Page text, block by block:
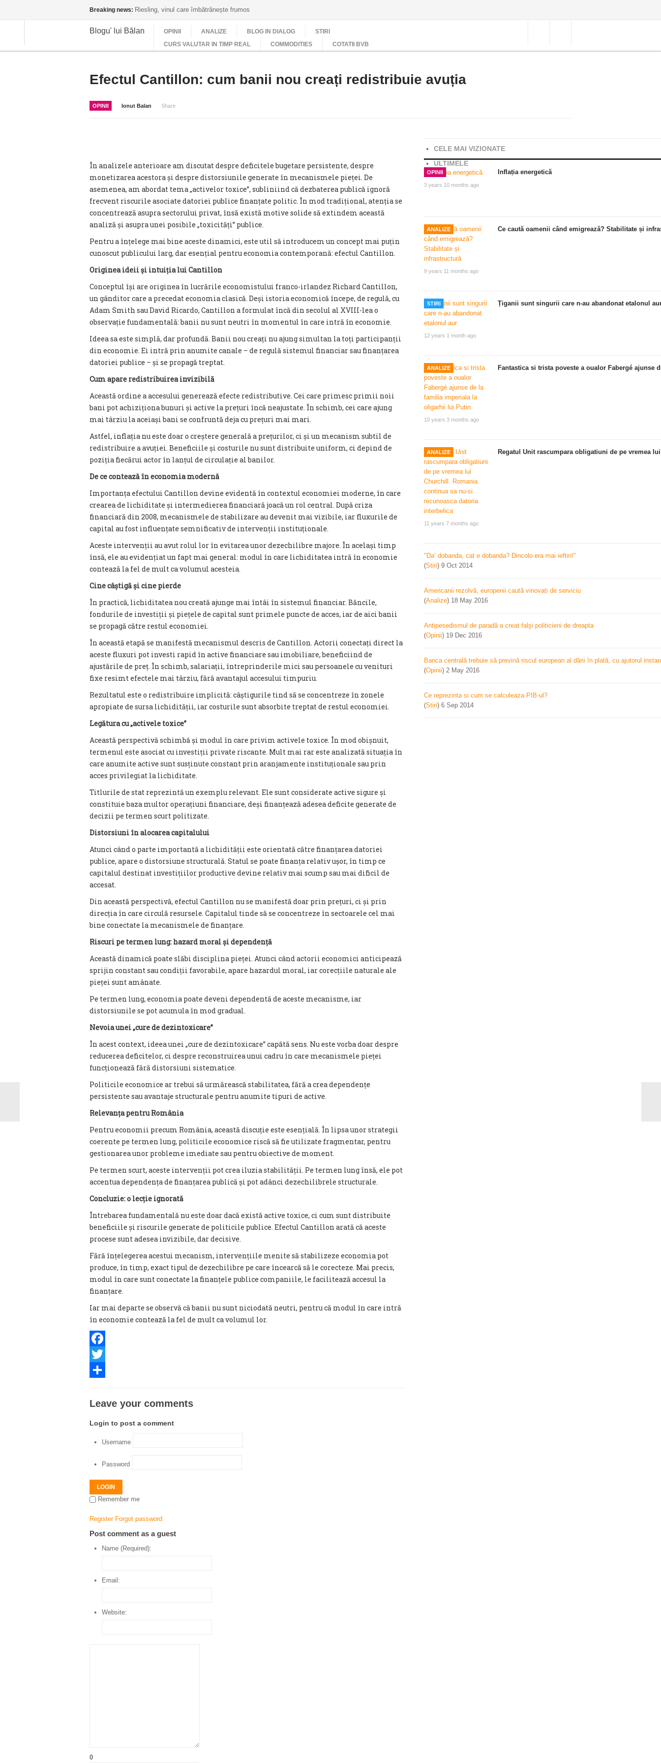
Breaking news: Riesling, vinul care îmbătrânește frumos
Blogu' lui Bălan OPINII ANALIZE BLOG IN DIALOG
STIRI
CURS VALUTAR IN TIMP REAL
COMMODITIES COTATII BVB
Efectul Cantillon: cum banii nou creați redistribuie avuția
OPINII Ionut Balan Share
În analizele anterioare am discutat despre deficitele bugetare persistente, despre
monetizarea acestora și despre distorsiunile generate în mecanismele pieței. De
asemenea, am abordat tema „activelor toxice”, subliniind că dezbaterea publică ignoră
frecvent riscurile asociate datoriei publice finanțate politic. În mod tradițional, atenția se
concentrează asupra sectorului privat, însă există motive solide să extindem această
analiză și asupra unei posibile „toxicități” publice.
Pentru a înțelege mai bine aceste dinamici, este util să introducem un concept mai puțin
cunoscut publicului larg, dar esențial pentru economia contemporană: efectul Cantillon.
Originea ideii și intuiția lui Cantillon
Conceptul își are originea în lucrările economistului franco-irlandez Richard Cantillon,
un gânditor care a precedat economia clasică. Deși istoria economică începe, de regulă, cu
Adam Smith sau David Ricardo, Cantillon a formulat încă din secolul al XVIII-lea o
observație fundamentală: banii nu sunt neutri în momentul în care intră în economie.
Ideea sa este simplă, dar profundă. Banii nou creați nu ajung simultan la toți participanții
din economie. Ei intră prin anumite canale – de regulă sistemul financiar sau finanțarea
datoriei publice – și se propagă treptat.
Cum apare redistribuirea invizibilă
Această ordine a accesului generează efecte redistributive. Cei care primesc primii noii
bani pot achiziționa bunuri și active la prețuri încă neajustate. În schimb, cei care ajung
mai târziu la aceiași bani se confruntă deja cu prețuri mai mari.
Astfel, inflația nu este doar o creștere generală a prețurilor, ci și un mecanism subtil de
redistribuire a avuției. Beneficiile și costurile nu sunt distribuite uniform, ci depind de
poziția fiecărui actor în lanțul de circulație al banilor.
De ce contează în economia modernă
Importanța efectului Cantillon devine evidentă în contextul economiei moderne, în care
crearea de lichiditate și intermedierea financiară joacă un rol central. După criza
financiară din 2008, mecanismele de stabilizare au devenit mai vizibile, iar fluxurile de
capital au fost influențate semnificativ de intervenții instituționale.
Aceste intervenții au avut rolul lor în evitarea unor dezechilibre majore. În același timp
însă, ele au evidențiat un fapt mai general: modul în care lichiditatea intră în economie
contează la fel de mult ca volumul acesteia.
Cine câștigă și cine pierde
În practică, lichiditatea nou creată ajunge mai întâi în sistemul financiar. Băncile,
fondurile de investiții și piețele de capital sunt primele puncte de acces, iar de aici banii
se propagă către restul economiei.
În această etapă se manifestă mecanismul descris de Cantillon. Actorii conectați direct la
aceste fluxuri pot investi rapid în active financiare sau imobiliare, beneficiind de
ajustările de preț. În schimb, salariații, întreprinderile mici sau persoanele cu venituri
fixe resimt efectele mai târziu, fără avantajul accesului timpuriu.
Rezultatul este o redistribuire implicită: câștigurile tind să se concentreze în zonele
apropiate de sursa lichidității, iar costurile sunt absorbite treptat de restul economiei.
Legătura cu „activele toxice”
Această perspectivă schimbă și modul în care privim activele toxice. În mod obișnuit,
termenul este asociat cu investiții private riscante. Mult mai rar este analizată situația în
care anumite active sunt susținute constant prin aranjamente instituționale sau prin
acces privilegiat la lichiditate.
Titlurile de stat reprezintă un exemplu relevant. Ele sunt considerate active sigure și
constituie baza multor operațiuni financiare, deși finanțează adesea deficite generate de
decizii pe termen scurt politizate.
Distorsiuni în alocarea capitalului
Atunci când o parte importantă a lichidității este orientată către finanțarea datoriei
publice, apare o distorsiune structurală. Statul se poate finanța relativ ușor, în timp ce
capitalul destinat investițiilor productive devine relativ mai scump sau mai dificil de
accesat.
Din această perspectivă, efectul Cantillon nu se manifestă doar prin prețuri, ci și prin
direcția în care circulă resursele. Capitalul tinde să se concentreze în sectoarele cel mai
bine conectate la mecanismele de finanțare.
Riscuri pe termen lung: hazard moral și dependență
Această dinamică poate slăbi disciplina pieței. Atunci când actorii economici anticipează
sprijin constant sau condiții favorabile, apare hazardul moral, iar corecțiile naturale ale
pieței sunt amânate.
Pe termen lung, economia poate deveni dependentă de aceste mecanisme, iar
distorsiunile se pot acumula în mod gradual.
Nevoia unei „cure de dezintoxicare”
În acest context, ideea unei „cure de dezintoxicare” capătă sens. Nu este vorba doar despre
reducerea deficitelor, ci despre reconstruirea unui cadru în care mecanismele pieței
funcționează fără distorsiuni sistematice.
Politicile economice ar trebui să urmărească stabilitatea, fără a crea dependențe
persistente sau avantaje structurale pentru anumite tipuri de active.
Relevanța pentru România
Pentru economii precum România, această discuție este esențială. În lipsa unor strategii
coerente pe termen lung, politicile economice riscă să fie utilizate fragmentar, pentru
gestionarea unor probleme imediate sau pentru obiective de moment.
Pe termen scurt, aceste intervenții pot crea iluzia stabilității. Pe termen lung însă, ele pot
accentua dependența de finanțarea publică și pot adânci dezechilibrele structurale.
Concluzie: o lecție ignorată
Întrebarea fundamentală nu este doar dacă există active toxice, ci cum sunt distribuite
beneficiile și riscurile generate de politicile publice. Efectul Cantillon arată că aceste
procese sunt adesea invizibile, dar decisive.
Fără înțelegerea acestui mecanism, intervențiile menite să stabilizeze economia pot
produce, în timp, exact tipul de dezechilibre pe care încearcă să le corecteze. Mai precis,
modul în care sunt conectate la finanțele publice companiile, le facilitează accesul la
finanțare.
Iar mai departe se observă că banii nu sunt niciodată neutri, pentru că modul în care intră
în economie contează la fel de mult ca volumul lor.
Facebook
Twitter
CELE MAI VIZIONATE
ULTIMELE
OPINII
3 years 10 months ago
Inflația energetică
ANALIZE
9 years 11 months ago
Ce caută oamenii când emigrează? Stabilitate și
STIRI
12 years 1 month ago
Țiganii sunt singurii care n-au abandonat etalonul
ANALIZE
10 years 3 months ago
Fantastica si trista poveste a oualor Fabergé
ANALIZE
11 years 7 months ago
Regatul Unit rascumpara obligatiuni de pe vremea
"Da’ dobanda, cat e dobanda? Dincolo era mai ieftin!"
(Stiri) 9 Oct 2014
Americanii rezolvă, europenii caută vinovați de serviciu
(Analize) 18 May 2016
Antipesedismul de paradă a creat falşi politicieni de dreapta
(Opinii) 19 Dec 2016
Banca centrală trebuie să prevină riscul european al dării în plată, cu ajutorul
(Opinii) 2 May 2016
Ce reprezinta si cum se calculeaza PIB-ul?
(Stiri) 6 Sep 2014
Leave your comments
Login to post a comment
Username
Password
LOGIN
Remember me
Register Forgot password
Post comment as a guest
Name (Required):
Email:
Website:
0